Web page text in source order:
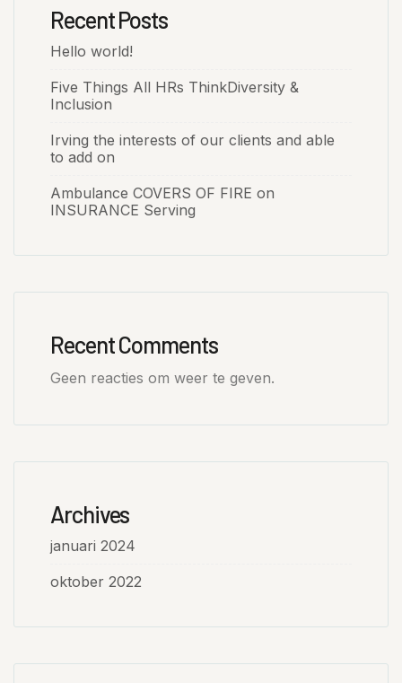
Recent Posts
Hello world!
Five Things All HRs ThinkDiversity &
Inclusion
Irving the interests of our clients and able
to add on
Ambulance COVERS OF FIRE on
INSURANCE Serving
Recent Comments
Geen reacties om weer te geven.
Archives
januari 2024
oktober 2022